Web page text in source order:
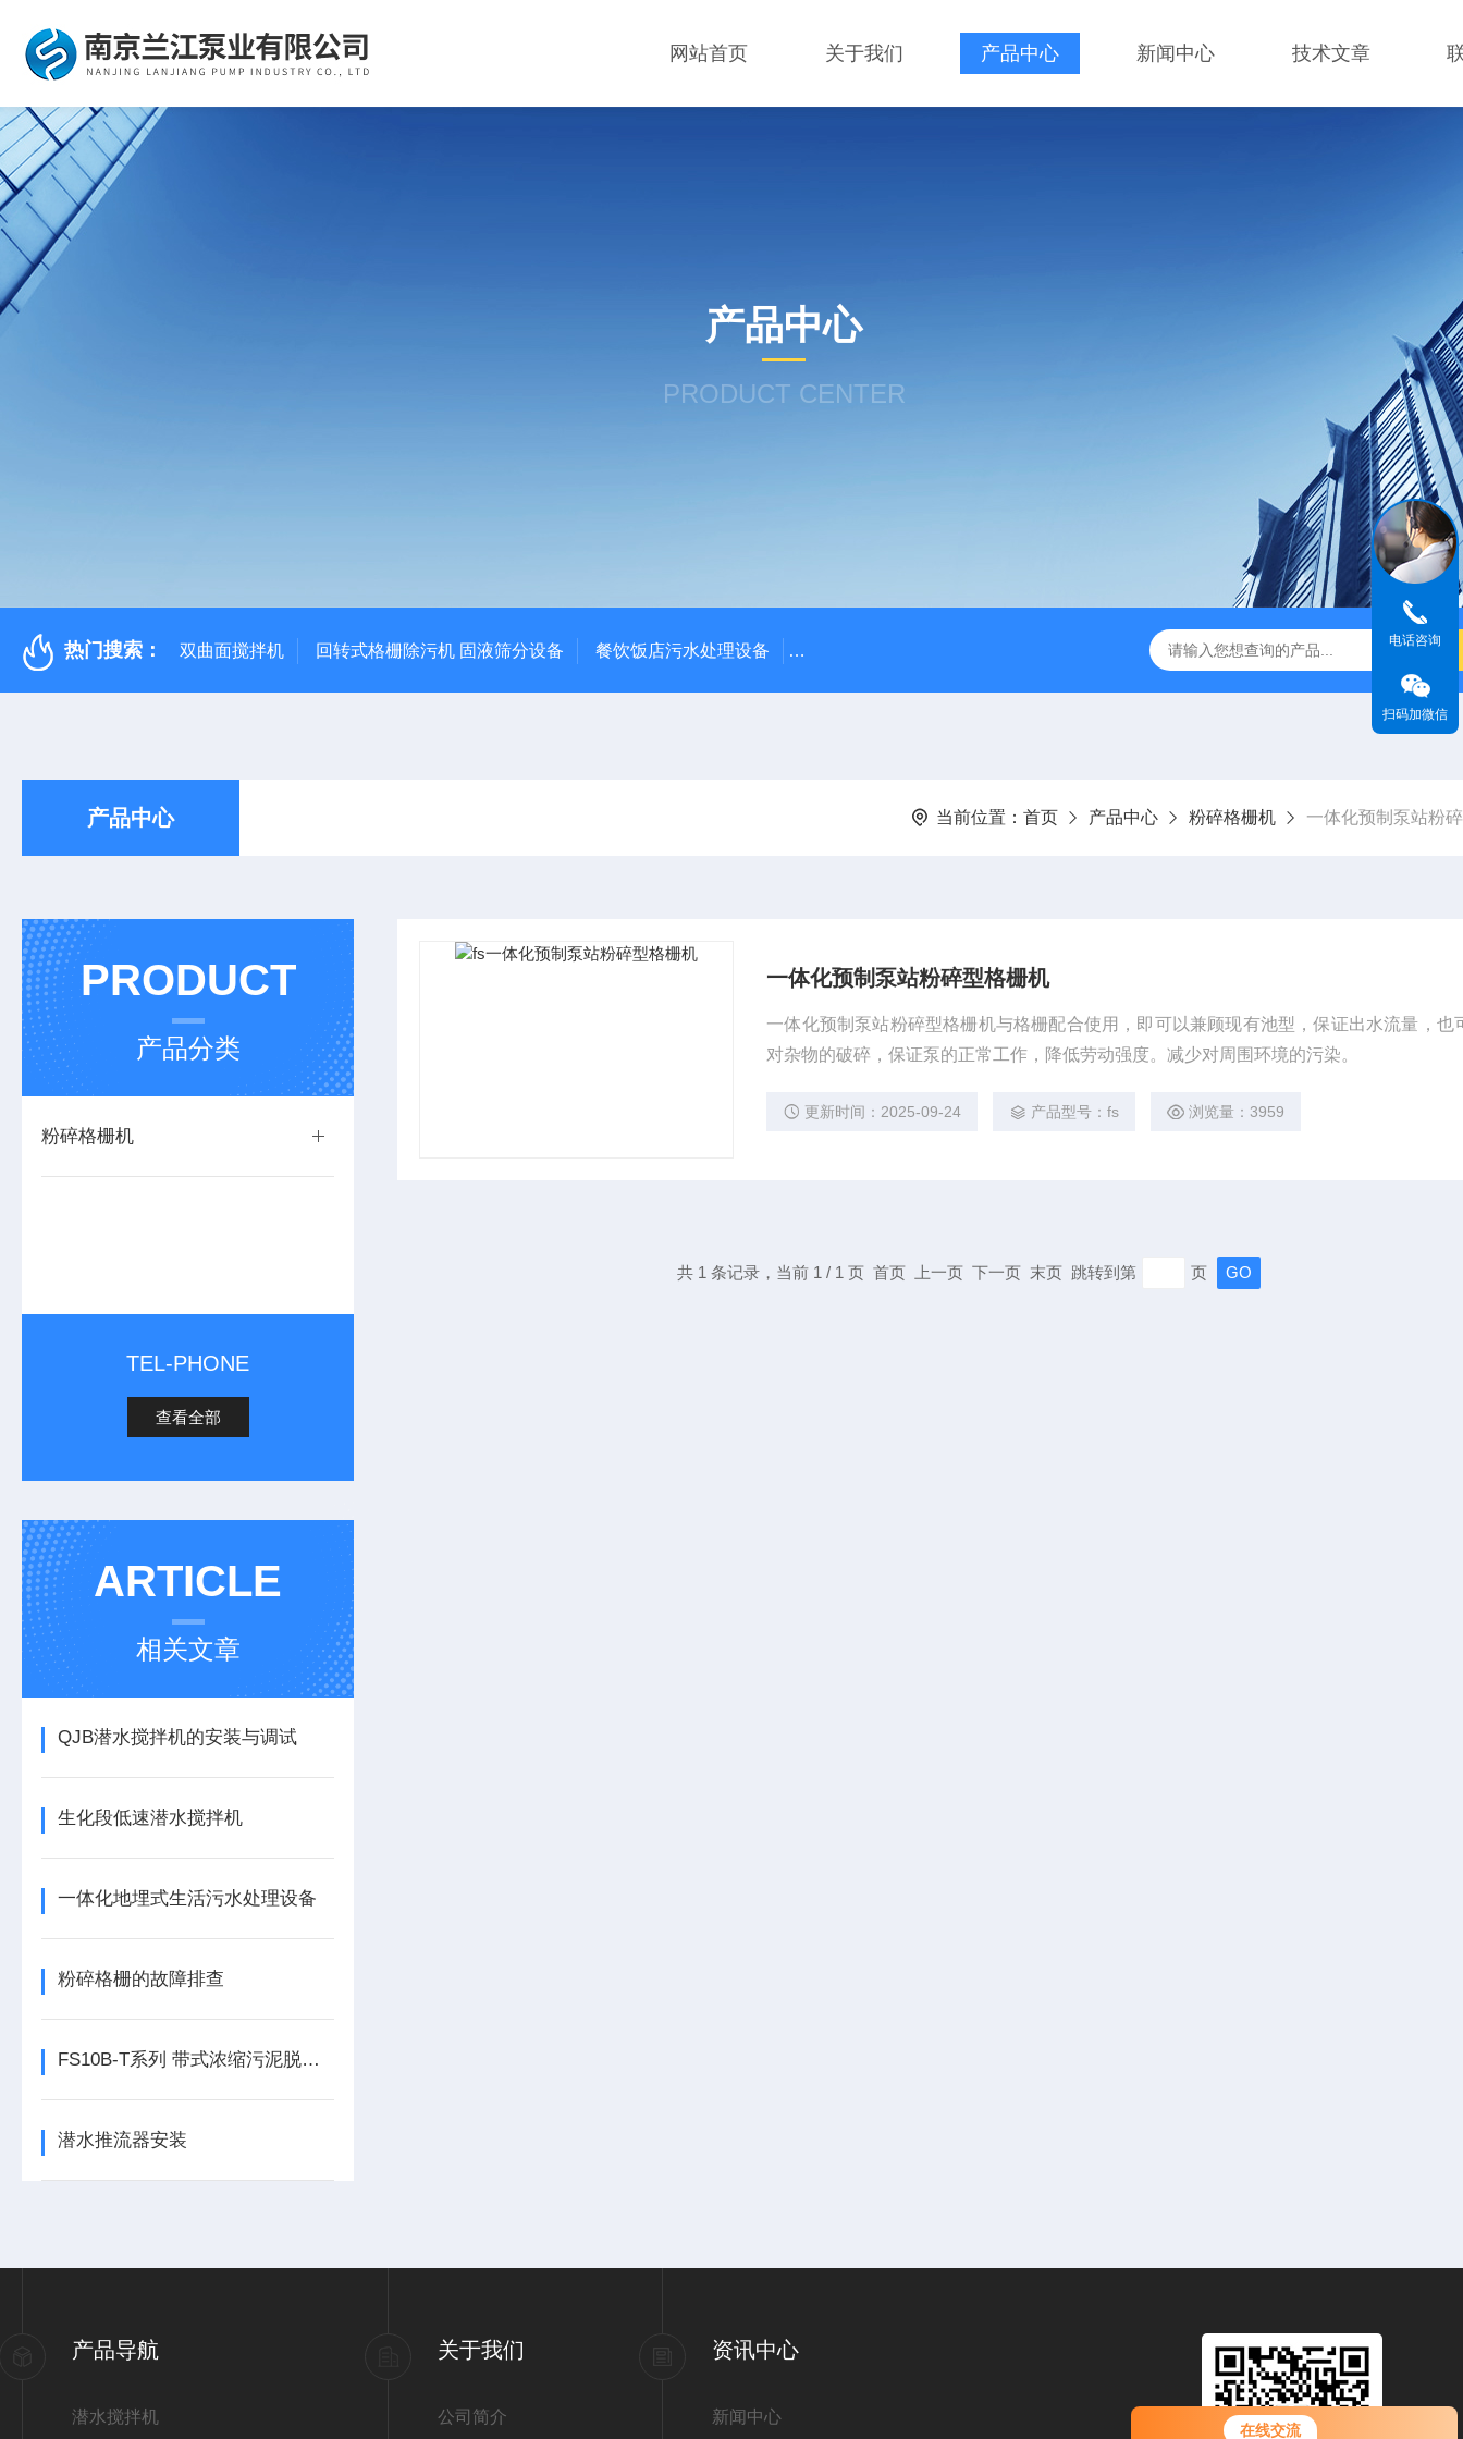
在线交流
您好！欢迎前来咨询，很高兴为您
网站首页 关于我们 产品中心 新闻中心 技术文章
产品中心
PRODUCT CENTER
热门搜索： 双曲面搅拌机 回转式格栅除污机 固液筛分设备 餐饮饭店污水处理设备 高密度沉淀池中心传动刮泥机 伞型双曲面立式搅拌机 WNG5二沉池刮吸泥机原
产品中心 当前位置： 首页 产品中心 粉碎格栅机 一体化预制泵站粉
PRODUCT
产品分类
粉碎格栅机
TEL-PHONE
查看全部
ARTICLE
相关文章
QJB潜水搅拌机的安装与调试
生化段低速潜水搅拌机
一体化地埋式生活污水处理设备
粉碎格栅的故障排查
FS10B-T系列 带式浓缩污泥脱水机
潜水推流器安装
一体化预制泵站粉碎型格栅机
一体化预制泵站粉碎型格栅机与格栅配合使用，即可以兼顾现有池型，保证出水流量，也
对杂物的破碎，保证泵的正常工作，降低劳动强度。减少对周围环境的污染。
更新时间：2025-09-24 产品型号：fs 浏览量：3959
共 1 条记录，当前 1 / 1 页 首页 上一页 下一页 末页 跳转到第 页
产品导航
潜水搅拌机
关于我们
公司简介
资讯中心
新闻中心
电话咨询
扫码加微信